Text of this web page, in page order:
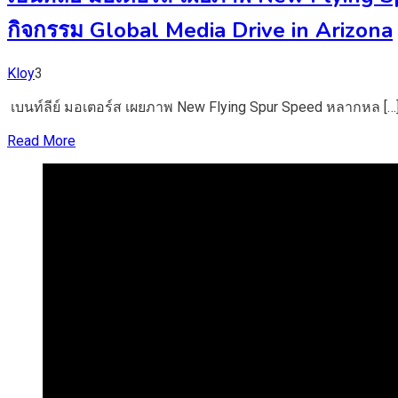
กิจกรรม Global Media Drive in Arizona
Kloy3
เบนท์ลีย์ มอเตอร์ส เผยภาพ New Flying Spur Speed หลากหล
Read More